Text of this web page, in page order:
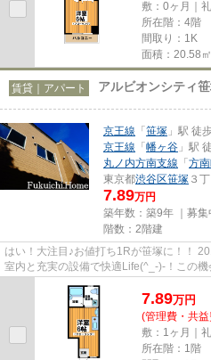
敷：0ヶ月｜
所在階：4階
間取り：1K
面積：20.58㎡
賃貸｜アパート アルビオンシティ
京王線 「笹塚 」駅 徒
京王線 「幡ヶ谷 」駅
丸ノ内方南支線 「方
東京都渋谷区笹塚 ３
7.89万円
築年数：築9年 ｜募集
階数：2階建
はい！大注目♪お値打ち1Rが笹塚に！！
室内と充実の設備で快適Life(^_-)-！この
7.89万円
(管理費・共
敷：1ヶ月｜
所在階：1階